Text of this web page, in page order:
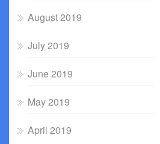
August 2019
July 2019
June 2019
May 2019
April 2019